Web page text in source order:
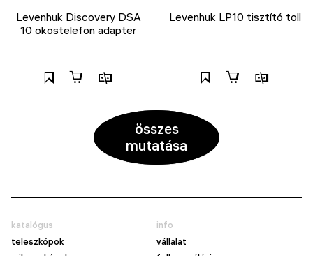
Levenhuk Discovery DSA
10 okostelefon adapter
Levenhuk LP10 tisztító toll
összes
mutatása
katalógus
teleszkópok
info
vállalat